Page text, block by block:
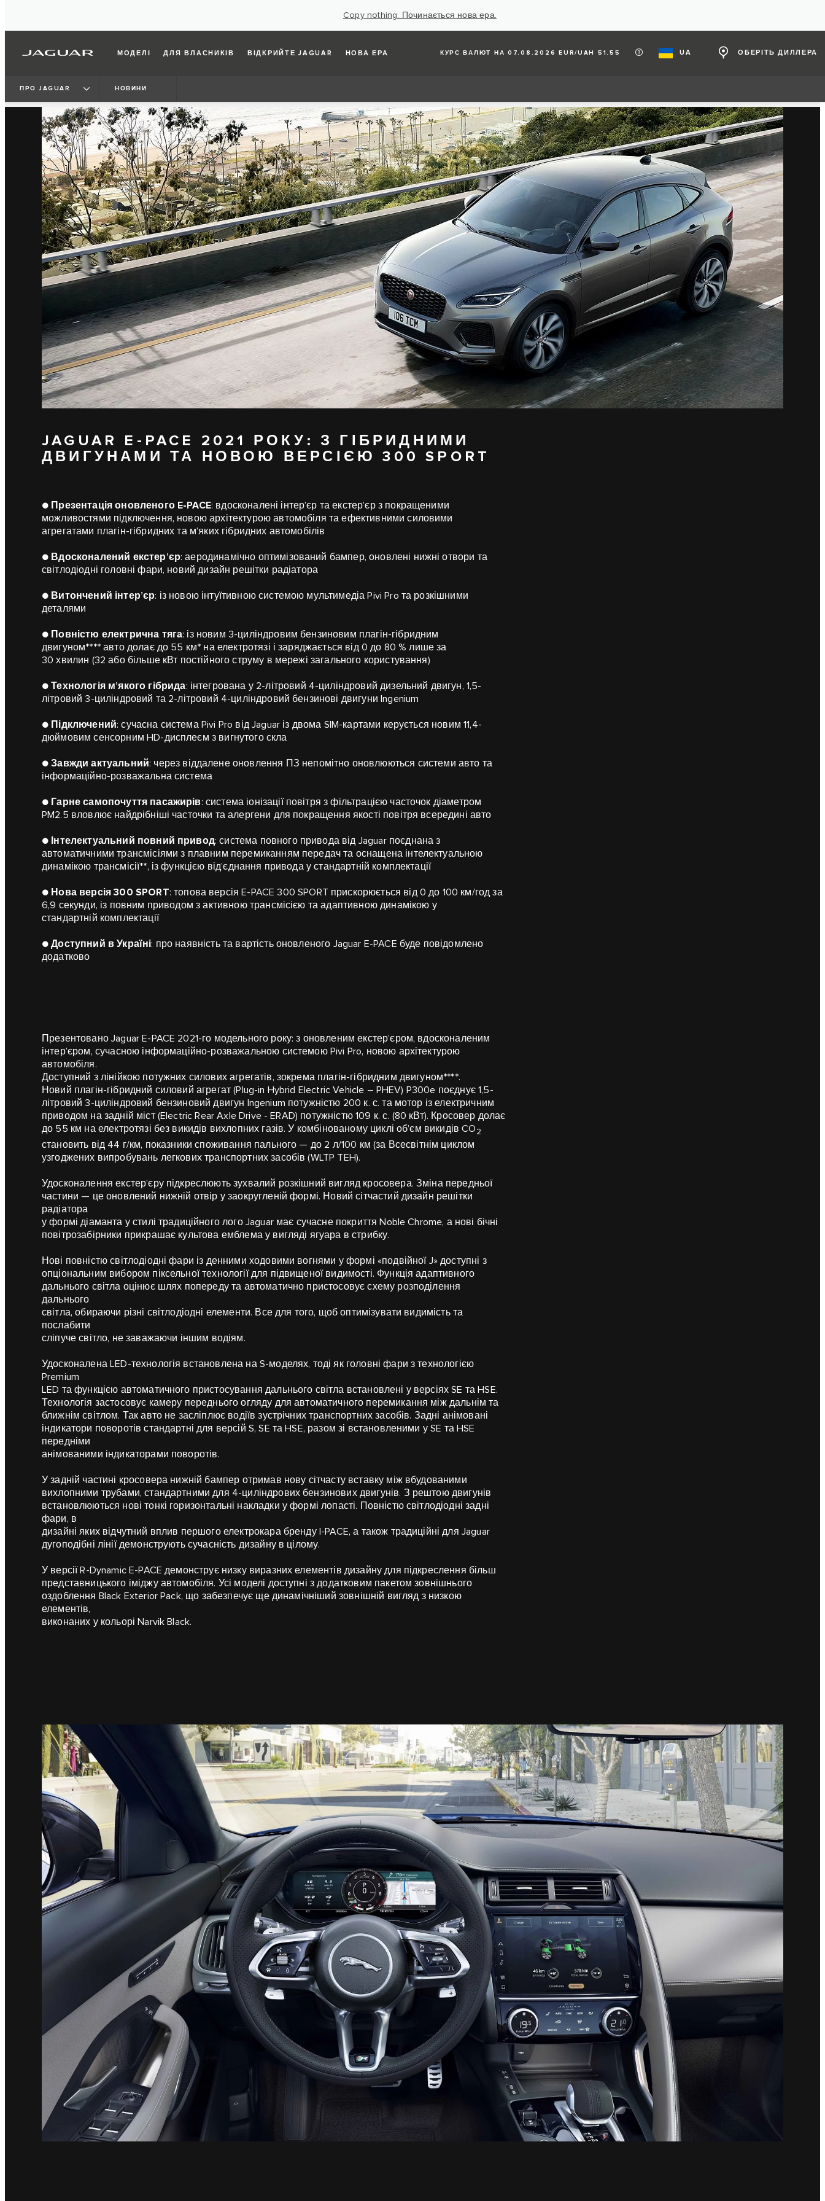
Copy nothing. Починається нова ера.
МОДЕЛІ ДЛЯ ВЛАСНИКІВ ВІДКРИЙТЕ JAGUAR НОВА ЕРА КУРС ВАЛЮТ НА 07.08.2026 EUR/UAH 51.55 UA ОБЕРІТЬ ДИЛЛЕРА
ПРО JAGUAR НОВИНИ
JAGUAR E-PACE 2021 РОКУ: З ГІБРИДНИМИ
ДВИГУНАМИ ТА НОВОЮ ВЕРСІЄЮ 300 SPORT
● Презентація оновленого E-PACE: вдосконалені інтер’єр та екстер’єр з покращеними
можливостями підключення, новою архітектурою автомобіля та ефективними силовими
агрегатами плагін-гібридних та м’яких гібридних автомобілів
● Вдосконалений екстер’єр: аеродинамічно оптимізований бампер, оновлені нижні отвори та
світлодіодні головні фари, новий дизайн решітки радіатора
● Витончений інтер’єр: із новою інтуїтивною системою мультимедіа Pivi Pro та розкішними
деталями
● Повністю електрична тяга: із новим 3-циліндровим бензиновим плагін-гібридним
двигуном**** авто долає до 55 км* на електротязі і заряджається від 0 до 80 % лише за
30 хвилин (32 або більше кВт постійного струму в мережі загального користування)
●Технологія м’якого гібрида: інтегрована у 2-літровий 4-циліндровий дизельний двигун, 1,5-
літровий 3-циліндровий та 2-літровий 4-циліндровий бензинові двигуни Ingenium
● Підключений: сучасна система Pivi Pro від Jaguar із двома SIM-картами керується новим 11,4-
дюймовим сенсорним HD-дисплеєм з вигнутого скла
●Завжди актуальний: через віддалене оновлення ПЗ непомітно оновлюються системи авто та
інформаційно-розважальна система
● Гарне самопочуття пасажирів: система іонізації повітря з фільтрацією часточок діаметром
PM2.5 вловлює найдрібніші часточки та алергени для покращення якості повітря всередині авто
● Інтелектуальний повний привод: система повного привода від Jaguar поєднана з
автоматичними трансмісіями з плавним перемиканням передач та оснащена інтелектуальною
динамікою трансмісії**, із функцією від’єднання привода у стандартній комплектації
● Нова версія 300 SPORT: топова версія E-PACE 300 SPORT прискорюється від 0 до 100 км/год за
6,9 секунди, із повним приводом з активною трансмісією та адаптивною динамікою у
стандартній комплектації
●Доступний в Україні: про наявність та вартість оновленого Jaguar E-PACE буде повідомлено
додатково
Презентовано Jaguar E-PACE 2021-го модельного року: з оновленим екстер’єром, вдосконаленим
інтер’єром, сучасною інформаційно-розважальною системою Pivi Pro, новою архітектурою
автомобіля.
Доступний з лінійкою потужних силових агрегатів, зокрема плагін-гібридним двигуном****.
Новий плагін-гібридний силовий агрегат (Plug-in Hybrid Electric Vehicle – PHEV) P300e поєднує 1,5-
літровий 3-циліндровий бензиновий двигун Ingenium потужністю 200 к. с. та мотор із електричним
приводом на задній міст (Electric Rear Axle Drive - ERAD) потужністю 109 к. с. (80 кВт). Кросовер долає
до 55 км на електротязі без викидів вихлопних газів. У комбінованому циклі об’єм викидів CO2
становить від 44 г/км, показники споживання пального — до 2 л/100 км (за Всесвітнім циклом
узгоджених випробувань легкових транспортних засобів (WLTP TEH).
Удосконалення екстер’єру підкреслюють зухвалий розкішний вигляд кросовера. Зміна передньої
частини — це оновлений нижній отвір у заокругленій формі. Новий сітчастий дизайн решітки
радіатора
у формі діаманта у стилі традиційного лого Jaguar має сучасне покриття Noble Chrome, а нові бічні
повітрозабірники прикрашає культова емблема у вигляді ягуара в стрибку.
Нові повністю світлодіодні фари із денними ходовими вогнями у формі «подвійної J» доступні з
опціональним вибором піксельної технології для підвищеної видимості. Функція адаптивного
дальнього світла оцінює шлях попереду та автоматично пристосовує схему розподілення
дальнього
світла, обираючи різні світлодіодні елементи. Все для того, щоб оптимізувати видимість та
послабити
сліпуче світло, не заважаючи іншим водіям.
Удосконалена LED-технологія встановлена на S-моделях, тоді як головні фари з технологією
Premium
LED та функцією автоматичного пристосування дальнього світла встановлені у версіях SE та HSE.
Технологія застосовує камеру переднього огляду для автоматичного перемикання між дальнім та
ближнім світлом. Так авто не засліплює водіїв зустрічних транспортних засобів. Задні анімовані
індикатори поворотів стандартні для версій S, SE та HSE, разом зі встановленими у SE та HSE
передніми
анімованими індикаторами поворотів.
У задній частині кросовера нижній бампер отримав нову сітчасту вставку між вбудованими
вихлопними трубами, стандартними для 4-циліндрових бензинових двигунів. З рештою двигунів
встановлюються нові тонкі горизонтальні накладки у формі лопасті. Повністю світлодіодні задні
фари, в
дизайні яких відчутний вплив першого електрокара бренду I-PACE, а також традиційні для Jaguar
дугоподібні лінії демонструють сучасність дизайну в цілому.
У версії R-Dynamic E-PACE демонструє низку виразних елементів дизайну для підкреслення більш
представницького іміджу автомобіля. Усі моделі доступні з додатковим пакетом зовнішнього
оздоблення Black Exterior Pack, що забезпечує ще динамічніший зовнішній вигляд з низкою
елементів,
виконаних у кольорі Narvik Black.